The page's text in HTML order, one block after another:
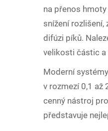
na přenos
snížení
difúzi píků.
velikosti částic
Moderní
v rozmezí 0,1 až
cenný nástroj
představuje